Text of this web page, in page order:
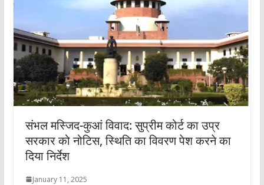
संभल मस्जिद-कुआं विवाद: सुप्रीम कोर्ट का उप्र
सरकार को नोटिस, स्थिति का विवरण पेश करने का
दिया निर्देश
January 11, 2025